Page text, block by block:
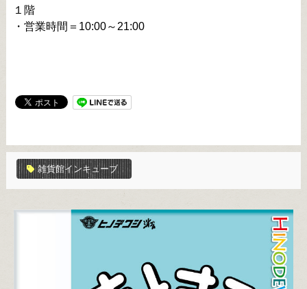
１階
・営業時間＝10:00～21:00
雑貨館インキューブ